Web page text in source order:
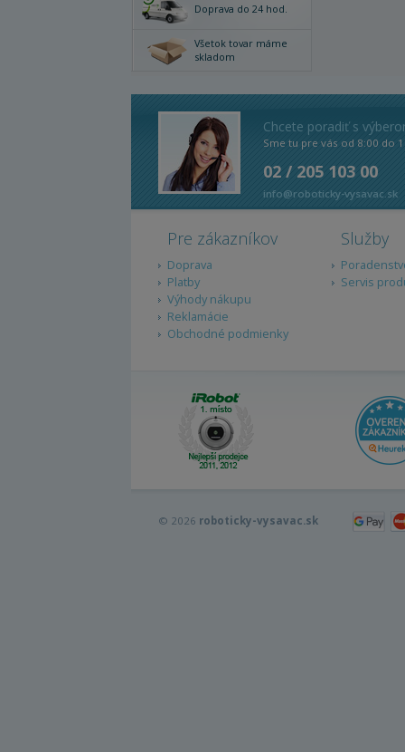
Doprava do 24 hod.
Všetok tovar máme
skladom
Chcete poradiť s
Sme tu pre vás od 8:00 do
02 / 205 103 00
info@roboticky-vysavac.sk
Pre zákazníkov
Doprava
Platby
Výhody nákupu
Reklamácie
Obchodné podmienky
Služby
Servis
© 2026 roboticky-vysavac.sk